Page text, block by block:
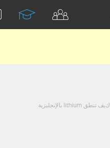
كيف تنطق lithium بالإنجليزية